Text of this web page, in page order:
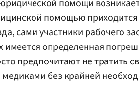
помощи
помощью
сами участники рабочего
имеется определенная
предпочитают не тратить
без крайней